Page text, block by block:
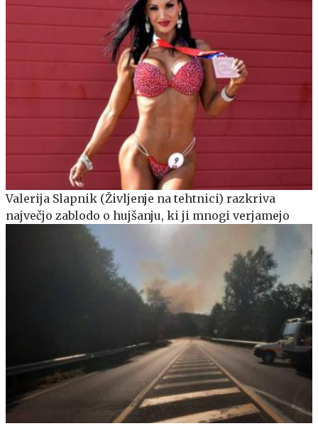
Valerija Slapnik (Življenje na tehtnici) razkriva
največjo zablodo o hujšanju, ki ji mnogi verjamejo